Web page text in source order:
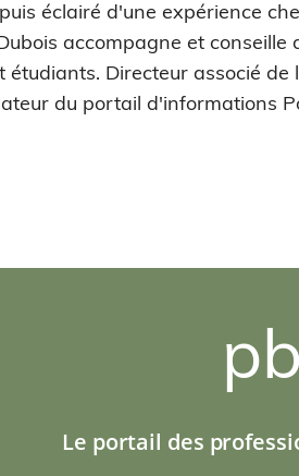
éclairé d'une expérience
accompagne et conseille
Directeur associé de
du portail d'informations
Le portail des